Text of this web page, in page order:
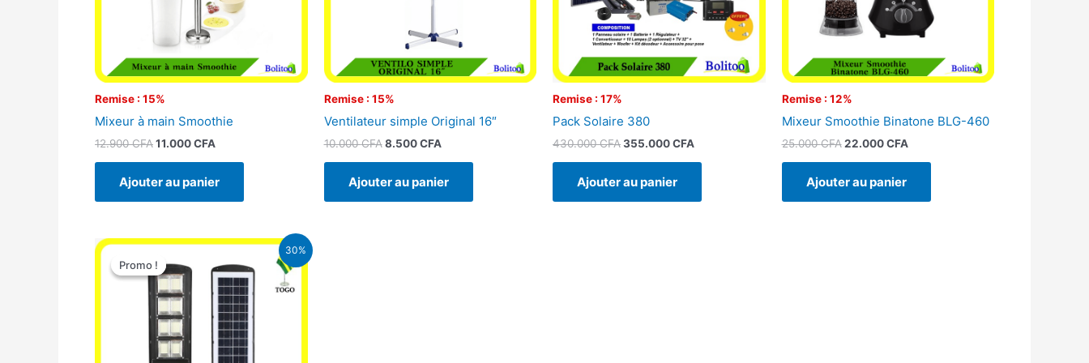
Remise : 15%
Mixeur à main Smoothie
12.900CFA11.000CFA
Ajouter au panier
Remise : 15%
Ventilateur simple Original 16″
10.000CFA 8.500CFA
Ajouter au panier
Remise : 17%
Pack Solaire 380
430.000CFA355.000CFA
Ajouter au panier
Remise : 12%
Mixeur Smoothie Binatone BLG-460
25.000CFA 22.000CFA
Ajouter au panier
30%
Promo !
Promo !
Le
prix
initial
était :
50.000 CFA.
Le
actuel
est :
35.000 CFA.